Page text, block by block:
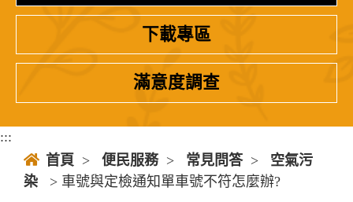
下載專區
滿意度調查
:::
首頁 > 便民服務 > 常見問答 >
空氣污
染
> 車號與定檢通知單車號不符怎麼辦?